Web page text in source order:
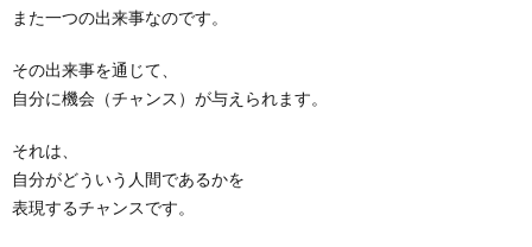
また一つの出来事なのです。
その出来事を通じて、
自分に機会（チャンス）が与えられます。
それは、
自分がどういう人間であるかを
表現するチャンスです。